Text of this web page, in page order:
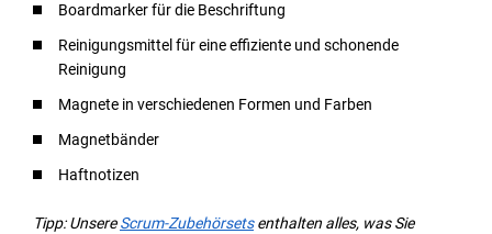
Boardmarker für die Beschriftung
Reinigungsmittel für eine effiziente und schonende
Reinigung
Magnete in verschiedenen Formen und Farben
Magnetbänder
Haftnotizen
Tipp: Unsere Scrum-Zubehörsetsenthalten alles, was Sie